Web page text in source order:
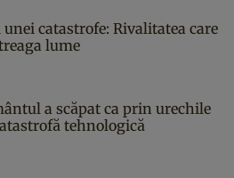
catastrofe: Rivalitatea care
lume
a scăpat ca prin urechile
tehnologică